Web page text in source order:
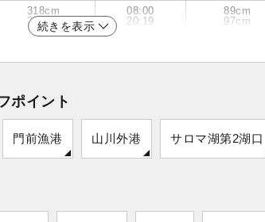
318cm
298cm
08:00
20:19
89cm
97cm
続きを表示
ポイント
門前漁港 山川外港 サロマ湖第2湖口